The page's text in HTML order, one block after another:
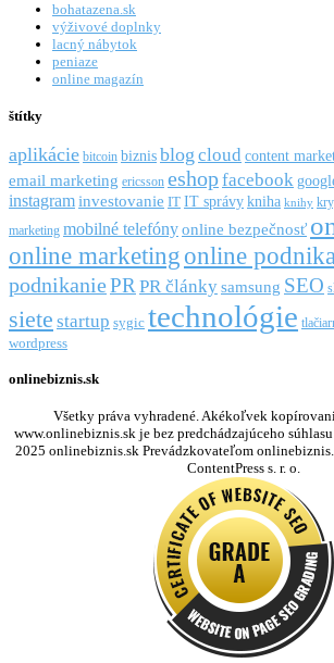
bohatazena.sk
výživové doplnky
lacný nábytok
peniaze
online magazín
štítky
aplikácie bitcoin biznisblog cloud content
email marketing ericsson eshopfacebook
instagraminvestovanie IT IT správykniha knihy
marketing mobilné telefónyonline bezpečnosť
online marketingonline
podnikaniePR PR článkysamsung SEO
siete startup sygic technológie
wordpress
onlinebiznis.sk
Všetky práva vyhradené. Akékoľvek
www.onlinebiznis.sk je bez predchádzajúceho
2025 onlinebiznis.sk Prevádzkovateľom
ContentPress s. r. o.